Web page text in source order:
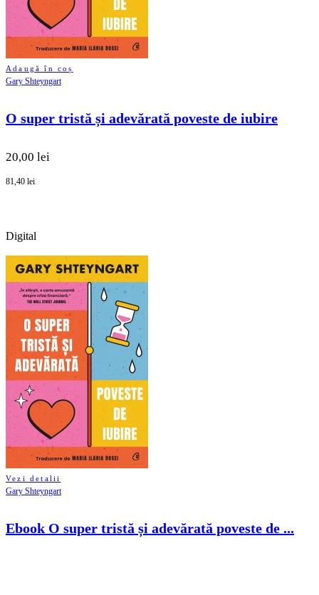
Adaugă în coș
Gary Shteyngart
O super tristă și adevărată poveste de iubire
20,00 lei
81,40 lei
Digital
Vezi detalii
Gary Shteyngart
Ebook O super tristă și adevărată poveste de ...